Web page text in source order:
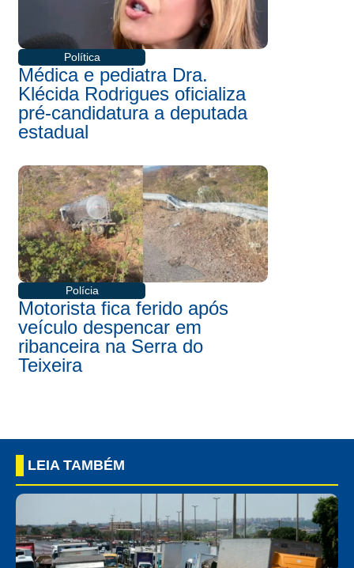
Política
Médica e pediatra Dra.
Klécida Rodrigues oficializa
pré-candidatura a deputada
estadual
Polícia
Motorista fica ferido após
veículo despencar em
ribanceira na Serra do
Teixeira
LEIA TAMBÉM